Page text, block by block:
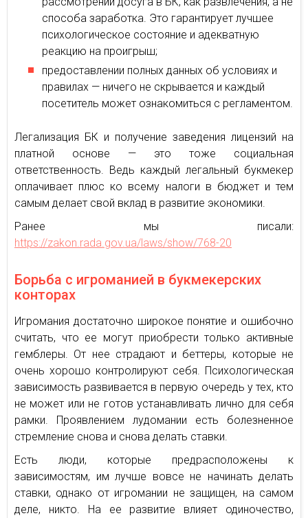
способа заработка. Это гарантирует лучшее
психологическое состояние и адекватную
реакцию на проигрыш;
предоставлении полных данных об условиях и
правилах — ничего не скрывается и каждый
посетитель может ознакомиться с регламентом.
Легализация БК и получение заведения лицензий на
платной основе — это тоже социальная
ответственность. Ведь каждый легальный букмекер
оплачивает плюс ко всему налоги в бюджет и тем
самым делает свой вклад в развитие экономики.
Ранее мы писали:
https://zakon.rada.gov.ua/laws/show/768-20
Борьба с игроманией в букмекерских
конторах
Игромания достаточно широкое понятие и ошибочно
считать, что ее могут приобрести только активные
гемблеры. От нее страдают и беттеры, которые не
очень хорошо контролируют себя. Психологическая
зависимость развивается в первую очередь у тех, кто
не может или не готов устанавливать лично для себя
рамки. Проявлением лудомании есть болезненное
стремление снова и снова делать ставки.
Есть люди, которые предрасположены к
зависимостям, им лучше вовсе не начинать делать
ставки, однако от игромании не защищен, на самом
деле, никто. На ее развитие влияет одиночество,